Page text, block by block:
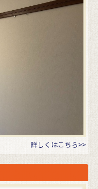
詳しくはこちら>>